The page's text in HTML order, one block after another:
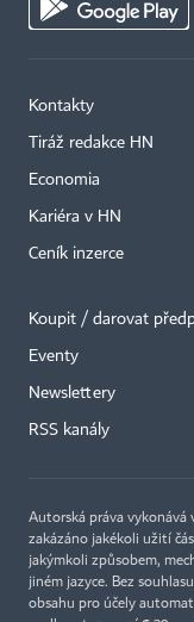
Kontakty
Tiráž redakce HN
Economia
Kariéra v HN
Ceník inzerce
Koupit / darovat
Eventy
Newslettery
RSS kanály
Autorská práva vykonává
zakázáno jakékoli užití
jakýmkoli způsobem,
jiném jazyce. Bez
obsahu pro účely